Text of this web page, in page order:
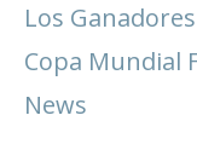
Los Ganadores
Copa Mundial
News